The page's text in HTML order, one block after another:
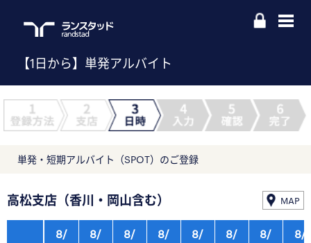
【1日から】単発アルバイト
単発・短期アルバイト（SPOT）のご登録
高松支店（香川・岡山含む） MAP
8/
8/
8/
8/
8/
8/
8/
8/